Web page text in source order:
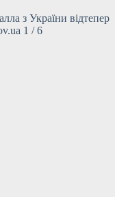
з України відтепер
1 / 6